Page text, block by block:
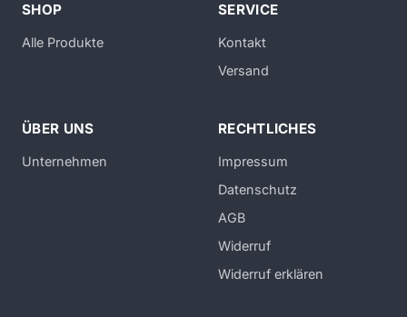
SHOP
Alle Produkte
SERVICE
Kontakt
Versand
ÜBER UNS
Unternehmen
RECHTLICHES
Impressum
Datenschutz
AGB
Widerruf
Widerruf erklären